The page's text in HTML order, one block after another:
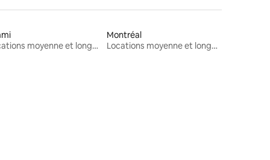
Locations moyenne et longue durée
Montréal
Locations moyenne et longue durée